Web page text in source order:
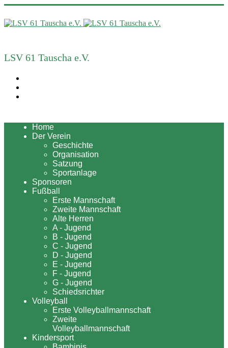
LSV 61 Tauscha e.V.
Home
Der Verein
Geschichte
Organisation
Satzung
Sportanlage
Sponsoren
Fußball
Erste Mannschaft
Zweite Mannschaft
Alte Herren
A - Jugend
B - Jugend
C - Jugend
D - Jugend
E - Jugend
F - Jugend
G - Jugend
Schiedsrichter
Volleyball
Erste Volleyballmannschaft
Zweite
Volleyballmannschaft
Kindersport